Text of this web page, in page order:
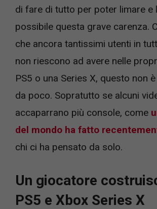
di fare di tutto per poter limare e
possibile questa grave carenza.
che ancora tantissimi utenti in
non riescono ad avere nelle
PS5 o una Series X, questo non
da poco. Sopratutto se alcuni
accaparrano più console, come
del mondo ha fatto
chi ci ha pensato da solo.
Un giocatore
PS5 e Xbox Series X